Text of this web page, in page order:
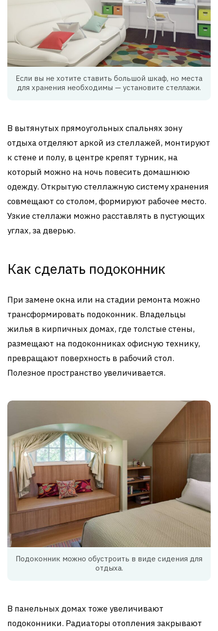
Если вы не хотите ставить большой шкаф, но места
для хранения необходимы — установите стеллажи.
В вытянутых прямоугольных спальнях зону
отдыха отделяют аркой из стеллажей, монтируют
к стене и полу, в центре крепят турник, на
который можно на ночь повесить домашнюю
одежду. Открытую стеллажную систему хранения
совмещают со столом, формируют рабочее место.
Узкие стеллажи можно расставлять в пустующих
углах, за дверью.
Как сделать подоконник
При замене окна или на стадии ремонта можно
трансформировать подоконник. Владельцы
жилья в кирпичных домах, где толстые стены,
размещают на подоконниках офисную технику,
превращают поверхность в рабочий стол.
Полезное пространство увеличивается.
Подоконник можно обустроить в виде сидения для
отдыха.
В панельных домах тоже увеличивают
подоконники. Радиаторы отопления закрывают